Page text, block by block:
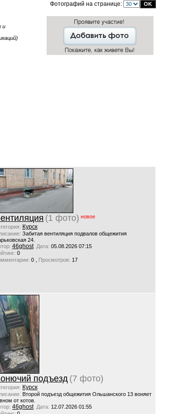
Фотографий на странице:
и
(1 фото) новое
Курск
Забитая вентиляция подвалов общежития
24.
46ghost Дата: 05.08.2026 07:15
0
0 , Просмотров: 17
подъезд (7 фото)
Курск
Второй подъезд общежития Ольшанского 13 воняет
от котов.
46ghost Дата: 12.07.2026 01:55